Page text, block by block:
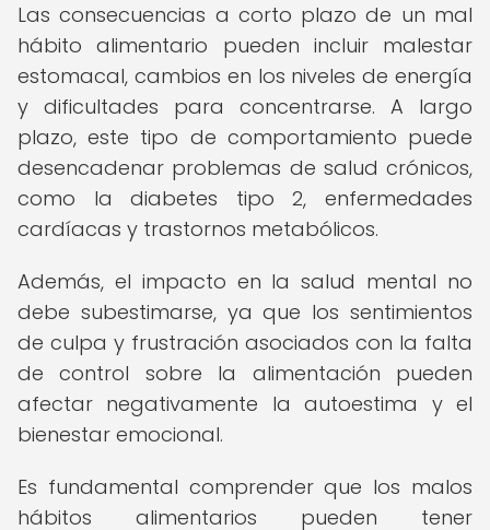
Las consecuencias a corto plazo de un mal
hábito alimentario pueden incluir malestar
estomacal, cambios en los niveles de energía
y dificultades para concentrarse. A largo
plazo, este tipo de comportamiento puede
desencadenar problemas de salud crónicos,
como la diabetes tipo 2, enfermedades
cardíacas y trastornos metabólicos.
Además, el impacto en la salud mental no
debe subestimarse, ya que los sentimientos
de culpa y frustración asociados con la falta
de control sobre la alimentación pueden
afectar negativamente la autoestima y el
bienestar emocional.
Es fundamental comprender que los malos
hábitos alimentarios pueden tener